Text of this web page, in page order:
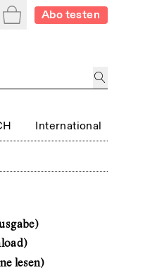
WarenkorbAbo testen
International
lesen)